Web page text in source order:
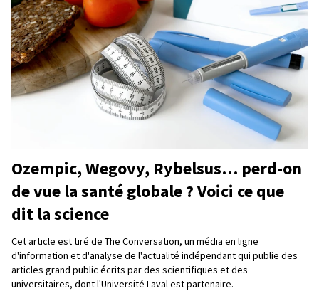
Ozempic, Wegovy, Rybelsus… perd-on
de vue la santé globale ? Voici ce que
dit la science
Cet article est tiré de The Conversation, un média en ligne
d'information et d'analyse de l'actualité indépendant qui publie des
articles grand public écrits par des scientifiques et des
universitaires, dont l'Université Laval est partenaire.